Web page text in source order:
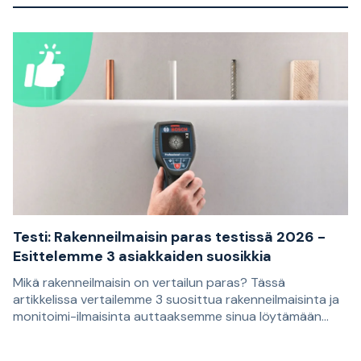
Testi: Rakenneilmaisin paras testissä 2026 -
Esittelemme 3 asiakkaiden suosikkia
Mikä rakenneilmaisin on vertailun paras? Tässä
artikkelissa vertailemme 3 suosittua rakenneilmaisinta ja
monitoimi-ilmaisinta auttaaksemme sinua löytämään